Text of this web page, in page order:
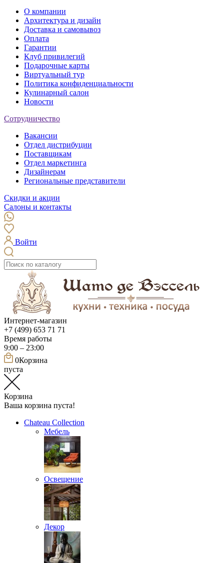
О компании
Архитектура и дизайн
Доставка и самовывоз
Оплата
Гарантии
Клуб привилегий
Подарочные карты
Виртуальный тур
Политика конфиденциальности
Кулинарный салон
Новости
Сотрудничество
Вакансии
Отдел дистрибуции
Поставщикам
Отдел маркетинга
Дизайнерам
Региональные представители
Скидки и акции
Салоны и контакты
Войти
Интернет-магазин
+7 (499) 653 71 71
Время работы
9:00 – 23:00
0Корзина
пуста
Корзина
Ваша корзина пуста!
Chateau Collection
Мебель
Освещение
Декор